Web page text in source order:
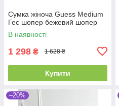
Сумка жіноча Guess Medium
Гес шопер бежевий шопер
В наявності
1 298 ₴ 1 628 ₴
Купити
–20%